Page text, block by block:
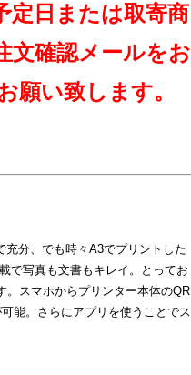
定日または取寄商
文確認メールをお
願い致します。
分、でも時々A3でプリントした
で写真も文書もキレイ。とってお
。スマホからプリンター本体のQR
能。さらにアプリを使うことでス